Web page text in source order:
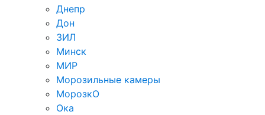
Днепр
Дон
ЗИЛ
Минск
МИР
Морозильные камеры
МорозкО
Ока